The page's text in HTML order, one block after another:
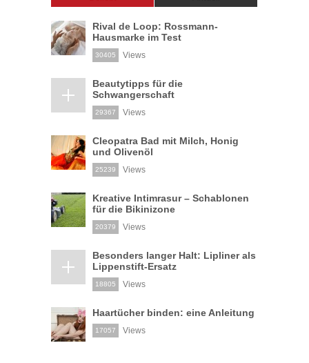
Rival de Loop: Rossmann-
Hausmarke im Test
30405 Views
Beautytipps für die
Schwangerschaft
29367 Views
Cleopatra Bad mit Milch, Honig
und Olivenöl
25239 Views
Kreative Intimrasur – Schablonen
für die Bikinizone
20379 Views
Besonders langer Halt: Lipliner als
Lippenstift-Ersatz
18805 Views
Haartücher binden: eine Anleitung
17057 Views